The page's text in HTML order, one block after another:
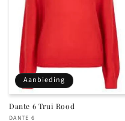
Aanbieding
Dante 6 Trui Rood
DANTE 6